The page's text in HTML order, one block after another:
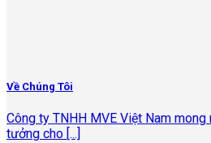
Về Chúng Tôi
Công ty TNHH MVE Việt Nam
tưởng cho [...]